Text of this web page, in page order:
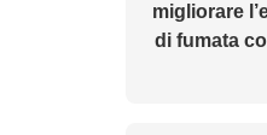
migliorare
di fumata